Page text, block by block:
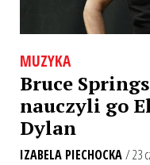
MUZYKA
Bruce
nauczyli go
Dylan
IZABELA PIECHOCKA/ 23